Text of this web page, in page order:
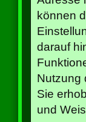
können
darauf
Nutzung
Sie
und